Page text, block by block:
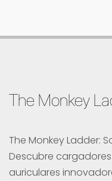
The Monkey
The Monkey Ladder:
Descubre
auriculares